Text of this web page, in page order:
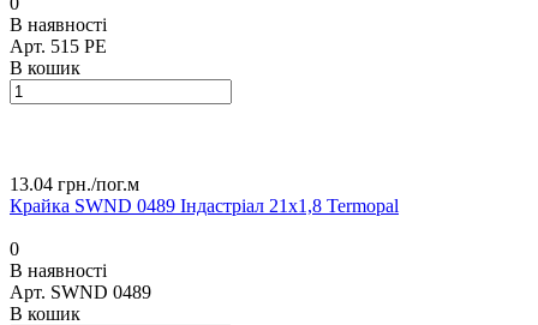
В наявності
Арт. 515 РЕ
В кошик
13.04 грн./пог.м
Крайка SWND 0489 Індастріал 21х1,8 Termopal
0
В наявності
Арт. SWND 0489
В кошик